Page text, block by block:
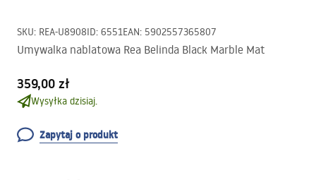
SKU: REA-U8908ID: 6551EAN: 5902557365807
Umywalka nablatowa Rea Belinda Black Marble Mat
359,00 zł
Wysyłka dzisiaj.
Zapytaj o produkt